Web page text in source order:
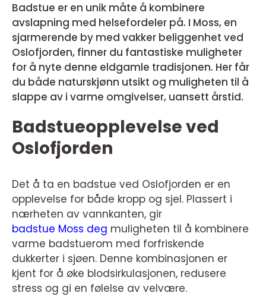
Badstue er en unik måte å kombinere
avslapning med helsefordeler på. I Moss, en
sjarmerende by med vakker beliggenhet ved
Oslofjorden, finner du fantastiske muligheter
for å nyte denne eldgamle tradisjonen. Her får
du både naturskjønn utsikt og muligheten til å
slappe av i varme omgivelser, uansett årstid.
Badstueopplevelse ved
Oslofjorden
Det å ta en badstue ved Oslofjorden er en
opplevelse for både kropp og sjel. Plassert i
nærheten av vannkanten, gir
badstue Moss deg muligheten til å kombinere
varme badstuerom med forfriskende
dukkerter i sjøen. Denne kombinasjonen er
kjent for å øke blodsirkulasjonen, redusere
stress og gi en følelse av velvære.